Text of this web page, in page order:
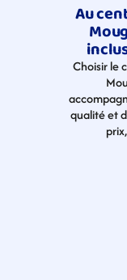
Au
Choisir le
qualité et